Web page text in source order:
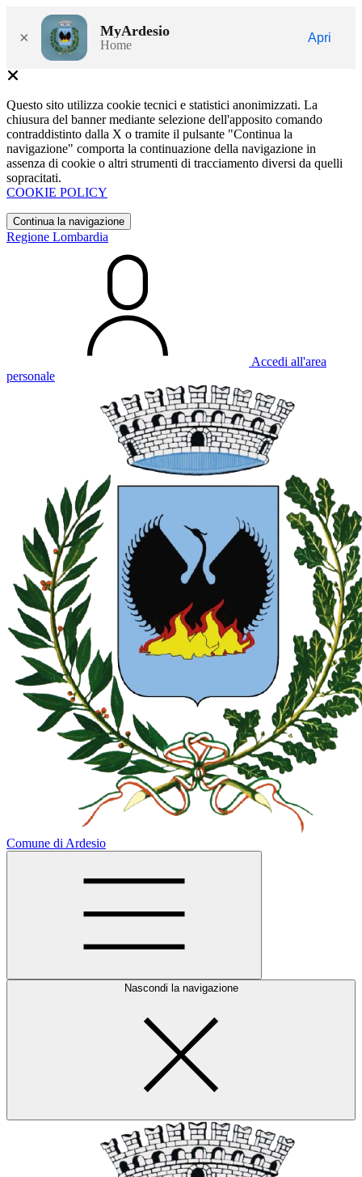
× MyArdesio
Home
Apri
Questo sito utilizza cookie tecnici e statistici anonimizzati. La
chiusura del banner mediante selezione dell'apposito comando
contraddistinto dalla X o tramite il pulsante "Continua la
navigazione" comporta la continuazione della navigazione in
assenza di cookie o altri strumenti di tracciamento diversi da quelli
sopracitati.
COOKIE POLICY
Continua la navigazione
Regione Lombardia
Accedi all'area
personale
Comune di Ardesio
Nascondi la navigazione